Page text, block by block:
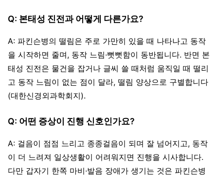
Q: 본태성 진전과 어떻게 다른가요?
A: 파킨슨병의 떨림은 주로 가만히 있을 때 나타나고 동작
을 시작하면 줄며, 동작 느림·뻣뻣함이 동반됩니다. 반면 본
태성 진전은 물건을 잡거나 글씨 쓸 때처럼 움직일 때 떨리
고 동작 느림이 없는 점이 달라, 떨림 양상으로 구별합니다
(대한신경외과학회지).
Q: 어떤 증상이 진행 신호인가요?
A: 걸음이 점점 느리고 종종걸음이 되며 잘 넘어지고, 동작
이 더 느려져 일상생활이 어려워지면 진행을 시사합니다.
다만 갑자기 한쪽 마비·발음 장애가 생기는 것은 파킨슨병